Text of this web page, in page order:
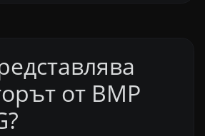
от BMP